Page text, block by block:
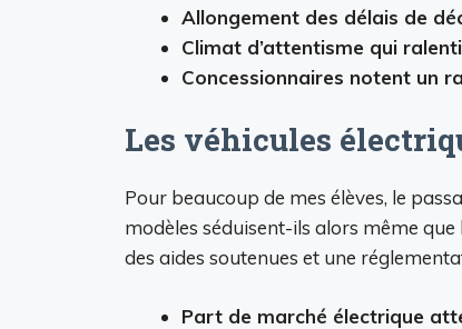
Allongement des délais de
Climat d’attentisme qui
Concessionnaires notent un
Les véhicules
Pour beaucoup de mes élèves, le
modèles séduisent-ils alors même
des aides soutenues et une
Part de marché électrique